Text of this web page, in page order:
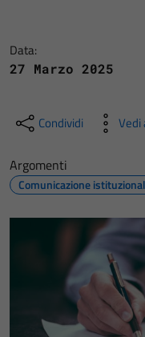
Data:
27 Marzo 2025
Condividi Vedi
Argomenti
Comunicazione